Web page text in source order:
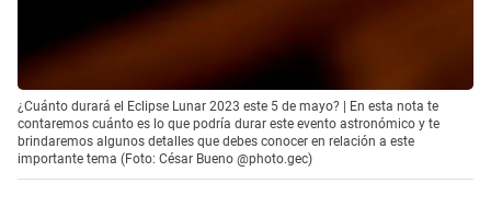
¿Cuánto durará el Eclipse Lunar 2023 este 5 de mayo? | En esta nota te
contaremos cuánto es lo que podría durar este evento astronómico y te
brindaremos algunos detalles que debes conocer en relación a este
importante tema (Foto: César Bueno @photo.gec)